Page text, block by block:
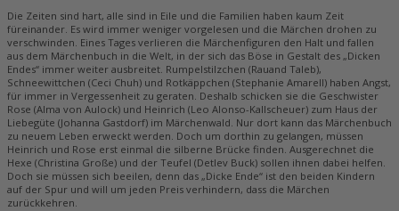
Die Zeiten sind hart, alle sind in Eile und die Familien haben kaum Zeit
füreinander. Es wird immer weniger vorgelesen und die Märchen drohen zu
verschwinden. Eines Tages verlieren die Märchenfiguren den Halt und fallen
aus dem Märchenbuch in die Welt, in der sich das Böse in Gestalt des „Dicken
Endes“ immer weiter ausbreitet. Rumpelstilzchen (Rauand Taleb),
Schneewittchen (Ceci Chuh) und Rotkäppchen (Stephanie Amarell) haben Angst,
für immer in Vergessenheit zu geraten. Deshalb schicken sie die Geschwister
Rose (Alma von Aulock) und Heinrich (Leo Alonso-Kallscheuer) zum Haus der
Liebegüte (Johanna Gastdorf) im Märchenwald. Nur dort kann das Märchenbuch
zu neuem Leben erweckt werden. Doch um dorthin zu gelangen, müssen
Heinrich und Rose erst einmal die silberne Brücke finden. Ausgerechnet die
Hexe (Christina Große) und der Teufel (Detlev Buck) sollen ihnen dabei helfen.
Doch sie müssen sich beeilen, denn das „Dicke Ende“ ist den beiden Kindern
auf der Spur und will um jeden Preis verhindern, dass die Märchen
zurückkehren.